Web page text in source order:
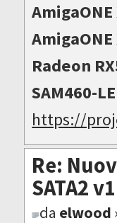
AmigaONE
AmigaONE
Radeon
SAM460-
https://
Re:
SATA2
da elwood